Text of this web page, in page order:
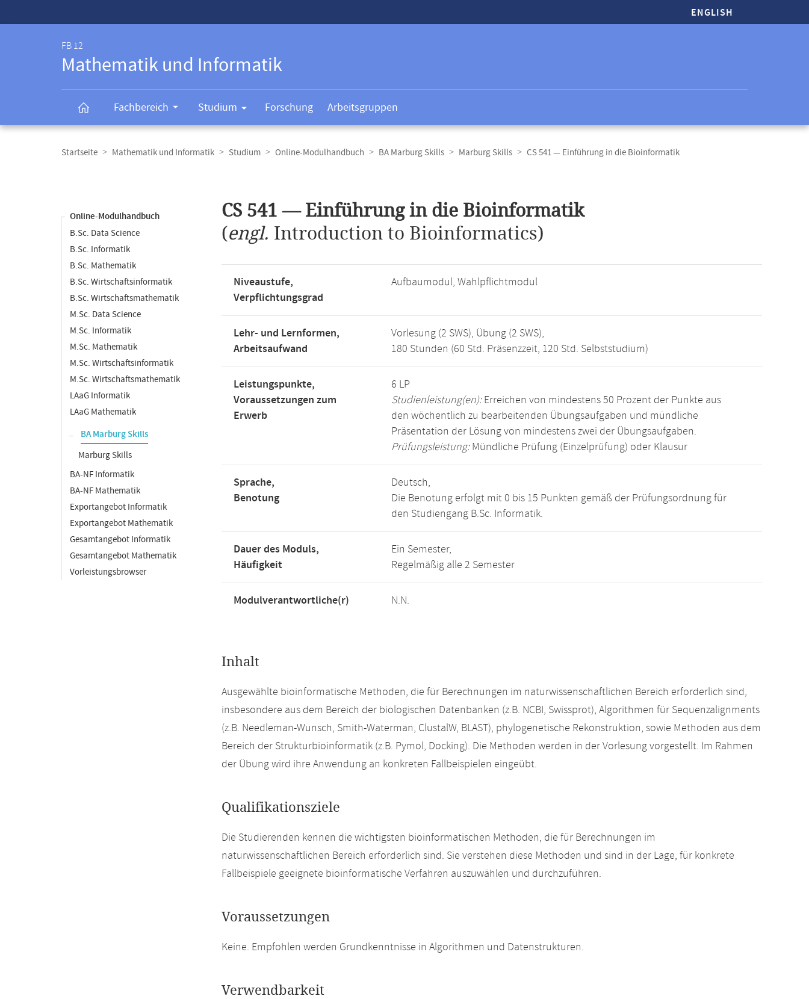
ENGLISH
FB 12
Mathematik und Informatik
Fachbereich Studium Forschung Arbeitsgruppen
Navigation
Startseite Mathematik und Informatik Studium Online-Modulhandbuch BA Marburg Skills Marburg Skills CS 541 — Einführung in die Bioinformatik
Online-Modulhandbuch
B.Sc. Data Science
B.Sc. Informatik
B.Sc. Mathematik
B.Sc. Wirtschaftsinformatik
B.Sc. Wirtschaftsmathematik
M.Sc. Data Science
M.Sc. Informatik
M.Sc. Mathematik
M.Sc. Wirtschaftsinformatik
M.Sc. Wirtschaftsmathematik
LAaG Informatik
LAaG Mathematik
BA Marburg Skills
Marburg Skills
BA-NF Informatik
BA-NF Mathematik
Exportangebot Informatik
Exportangebot Mathematik
Gesamtangebot Informatik
Gesamtangebot Mathematik
Vorleistungsbrowser
CS 541 — Einführung in die Bioinformatik
(engl. Introduction to Bioinformatics)
Niveaustufe,
Verpflichtungsgrad
Aufbaumodul, Wahlpflichtmodul
Lehr- und Lernformen,
Arbeitsaufwand
Vorlesung (2 SWS), Übung (2 SWS),
180 Stunden (60 Std. Präsenzzeit, 120 Std. Selbststudium)
Leistungspunkte,
Voraussetzungen zum
Erwerb
6 LP
Studienleistung(en):Erreichen von mindestens 50 Prozent der Punkte aus
den wöchentlich zu bearbeitenden Übungsaufgaben und mündliche
Präsentation der Lösung von mindestens zwei der Übungsaufgaben.
Prüfungsleistung:Mündliche Prüfung (Einzelprüfung) oder Klausur
Sprache,
Benotung
Deutsch,
Die Benotung erfolgt mit 0 bis 15 Punkten gemäß der Prüfungsordnung für
den Studiengang B.Sc. Informatik.
Dauer des Moduls,
Häufigkeit
Ein Semester,
Regelmäßig alle 2 Semester
Modulverantwortliche(r) N.N.
Inhalt
Ausgewählte bioinformatische Methoden, die für Berechnungen im naturwissenschaftlichen Bereich erforderlich sind,
insbesondere aus dem Bereich der biologischen Datenbanken (z.B. NCBI, Swissprot), Algorithmen für Sequenzalignments
(z.B. Needleman-Wunsch, Smith-Waterman, ClustalW, BLAST), phylogenetische Rekonstruktion, sowie Methoden aus dem
Bereich der Strukturbioinformatik (z.B. Pymol, Docking). Die Methoden werden in der Vorlesung vorgestellt. Im Rahmen
der Übung wird ihre Anwendung an konkreten Fallbeispielen eingeübt.
Qualifikationsziele
Die Studierenden kennen die wichtigsten bioinformatischen Methoden, die für Berechnungen im
naturwissenschaftlichen Bereich erforderlich sind. Sie verstehen diese Methoden und sind in der Lage, für konkrete
Fallbeispiele geeignete bioinformatische Verfahren auszuwählen und durchzuführen.
Voraussetzungen
Keine. Empfohlen werden Grundkenntnisse in Algorithmen und Datenstrukturen.
Verwendbarkeit